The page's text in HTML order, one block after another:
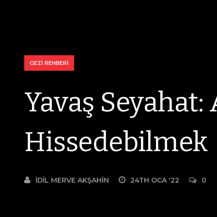
GEZI REHBERI
Yavaş Seyahat:
Hissedebilmek
İDIL MERVE AKŞAHIN 24TH OCA '22 0